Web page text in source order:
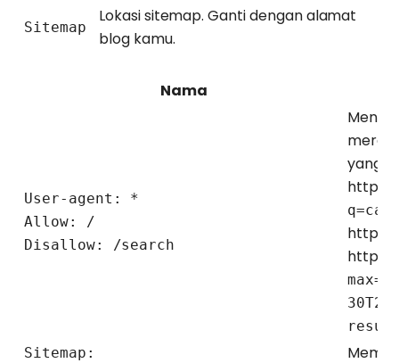
Sitemap
Lokasi sitemap. Ganti dengan alamat
blog kamu.
Nama
User-agent: *
Allow: /
Disallow: /search
yang
Sitemap: